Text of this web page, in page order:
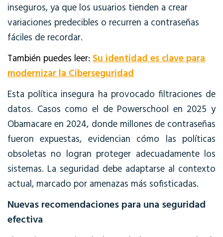
inseguros, ya que los usuarios tienden a crear
variaciones predecibles o recurren a contraseñas
fáciles de recordar.
También puedes leer: Su identidad es clave para
modernizar la Ciberseguridad
Esta política insegura ha provocado filtraciones de
datos. Casos como el de Powerschool en 2025 y
Obamacare en 2024, donde millones de contraseñas
fueron expuestas, evidencian cómo las políticas
obsoletas no logran proteger adecuadamente los
sistemas. La seguridad debe adaptarse al contexto
actual, marcado por amenazas más sofisticadas.
Nuevas recomendaciones para una seguridad
efectiva